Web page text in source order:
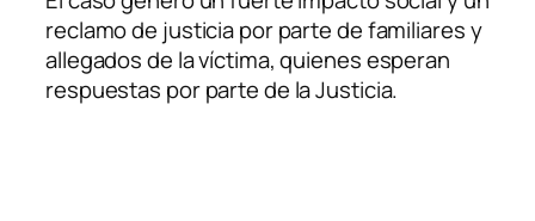
reclamo de justicia por parte de familiares y
allegados de la víctima, quienes esperan
respuestas por parte de la Justicia.